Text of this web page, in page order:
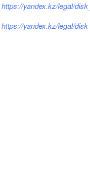
https://yandex.kz/legal/
https://yandex.kz/legal/